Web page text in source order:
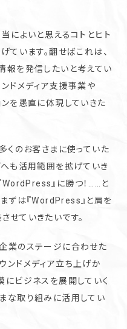
によいと思えるコトとヒト
ています。翻せばこれは、
報を発信したいと考えてい
ドメディア支援事業や
ンを愚直に体現していきた
くのお客さまに使っていた
へも活用範囲を拡げていき
WordPress』に勝つ！……と
ずは『WordPress』と肩を
せていきたいです。
業のステージに合わせた
ンドメディア立ち上げか
にビジネスを展開していく
な取り組みに活用してい